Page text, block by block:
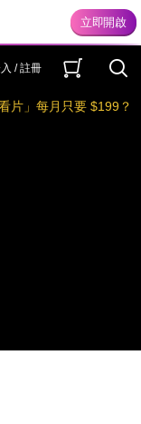
/ 註冊
看片」每月只要 $199？